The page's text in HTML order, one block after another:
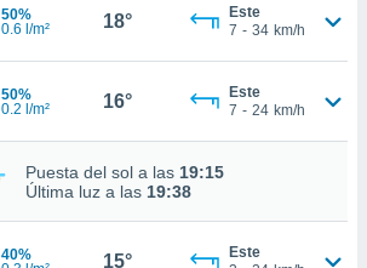
50%
0.6 l/m²
18°
Este
7 - 34 km/h
50%
0.2 l/m²
16°
Este
7 - 24 km/h
Puesta del sol a las 19:15
Última luz a las 19:38
40%
15°
Este